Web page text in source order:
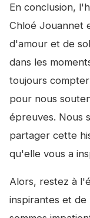
En conclusion,
Chloé Jouannet
d'amour et de
dans les
toujours
pour nous
épreuves. Nous
partager cette
qu'elle vous a
Alors, restez à
inspirantes et de